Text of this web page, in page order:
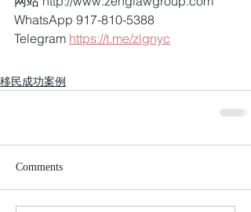
WhatsApp 917-810-5388
Telegram https://t.me/zlgnyc
移民成功案例
Comments